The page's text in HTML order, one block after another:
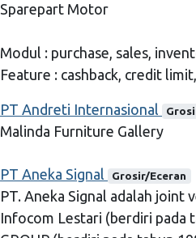
Sparepart Motor
Modul : purchase, sales,
Feature : cashback, credit
PT Andreti Internasional
Malinda Furniture Gallery
PT Aneka Signal Grosir/Eceran
PT. Aneka Signal adalah joint
Infocom Lestari (berdiri pada